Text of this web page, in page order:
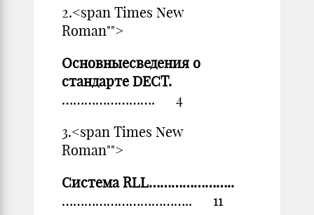
2.<span Times New
Roman"">
Основныесведения о
стандарте DECT.
……………………. 4
3.<span Times New
Roman"">
СистемаRLL…………………..
…………………………….. 11